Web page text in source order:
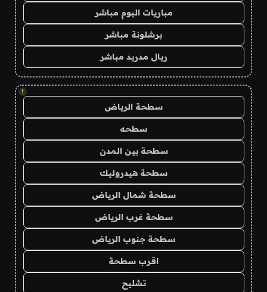
مباريات اليوم مباشر
برشلونة مباشر
ريال مدريد مباشر
!
سطحة الرياض
سطحه
سطحة بين المدن
سطحة هيدروليك
سطحة شمال الرياض
سطحة غرب الرياض
سطحة جنوب الرياض
اقرب سطحة
تشليح